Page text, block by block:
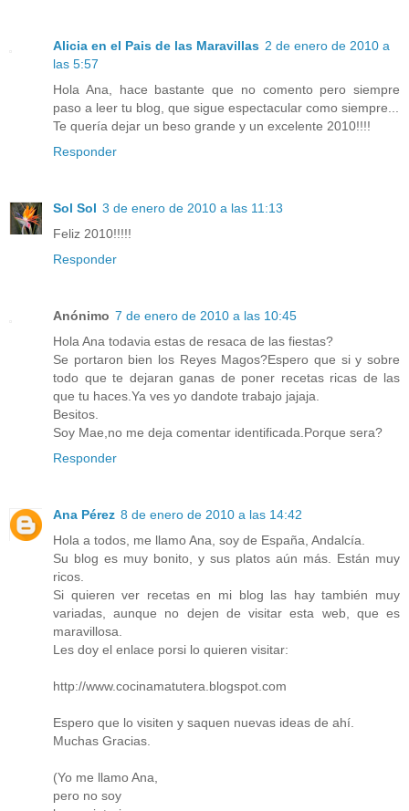
Alicia en el Pais de las Maravillas 2 de enero de 2010 a
las 5:57
Hola Ana, hace bastante que no comento pero siempre
paso a leer tu blog, que sigue espectacular como siempre...
Te quería dejar un beso grande y un excelente 2010!!!!
Responder
Sol Sol 3 de enero de 2010 a las 11:13
Feliz 2010!!!!!
Responder
Anónimo 7 de enero de 2010 a las 10:45
Hola Ana todavia estas de resaca de las fiestas?
Se portaron bien los Reyes Magos?Espero que si y sobre
todo que te dejaran ganas de poner recetas ricas de las
que tu haces.Ya ves yo dandote trabajo jajaja.
Besitos.
Soy Mae,no me deja comentar identificada.Porque sera?
Responder
Ana Pérez 8 de enero de 2010 a las 14:42
Hola a todos, me llamo Ana, soy de España, Andalcía.
Su blog es muy bonito, y sus platos aún más. Están muy
ricos.
Si quieren ver recetas en mi blog las hay también muy
variadas, aunque no dejen de visitar esta web, que es
maravillosa.
Les doy el enlace porsi lo quieren visitar:
http://www.cocinamatutera.blogspot.com
Espero que lo visiten y saquen nuevas ideas de ahí.
Muchas Gracias.
(Yo me llamo Ana,
pero no soy